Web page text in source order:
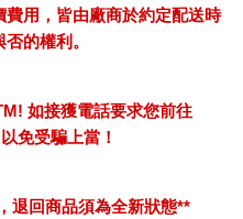
用，皆由廠商於約定配送時
的權利。
如接獲電話要求您前往
免受騙上當！
退回商品須為全新狀態**